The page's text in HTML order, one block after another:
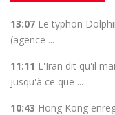
13:07 Le typhon
(agence ...
11:11 L'Iran dit qu'il
jusqu'à ce que ...
10:43 Hong Kong